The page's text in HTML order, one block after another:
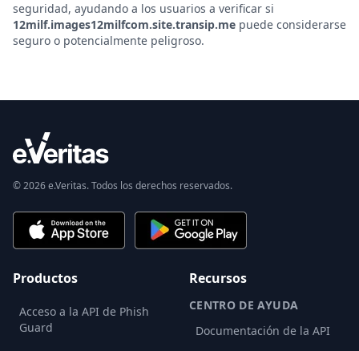
seguridad, ayudando a los usuarios a verificar si
12milf.images12milfcom.site.transip.me puede considerarse
seguro o potencialmente peligroso.
© 2026 e.Veritas. Todos los derechos reservados.
Productos
Acceso a la API de Phish
Guard
Recursos
CENTRO DE AYUDA
Documentación de la API